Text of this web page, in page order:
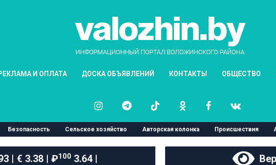
И ОПЛАТА ДОСКА ОБЪЯВЛЕНИЙ КОНТАКТЫ ОБЩЕСТВО
Безопасность Сельское хозяйство Авторская колонка Происшествия
| € 3.38 | ₽1003.64 |